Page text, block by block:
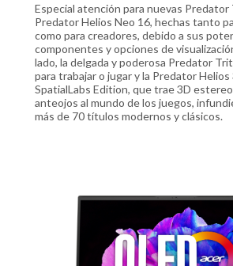
Especial atención para nuevas Predator
Predator Helios Neo 16, hechas tanto
como para creadores, debido a sus
componentes y opciones de
lado, la delgada y poderosa Predator
para trabajar o jugar y la Predator Helios
SpatialLabs Edition, que trae 3D
anteojos al mundo de los juegos,
más de 70 títulos modernos y clásicos.